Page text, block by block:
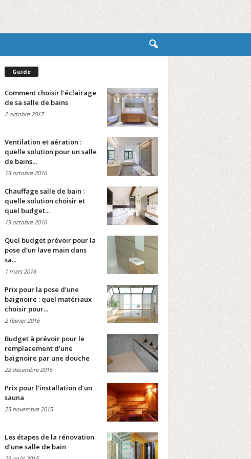
Guide
Comment choisir l’éclairage
de sa salle de bains
2 octobre 2017
Ventilation et aération :
quelle solution pour un salle
de bains...
13 octobre 2016
Chauffage salle de bain :
quelle solution choisir et
quel budget...
13 octobre 2016
Quel budget prévoir pour la
pose d’un lave main dans
sa...
1 mars 2016
Prix pour la pose d’une
baignoire : quel matériaux
choisir pour...
2 février 2016
Budget à prévoir pour le
remplacement d’une
baignoire par une douche
22 décembre 2015
Prix pour l’installation d’un
sauna
23 novembre 2015
Les étapes de la rénovation
d’une salle de bain